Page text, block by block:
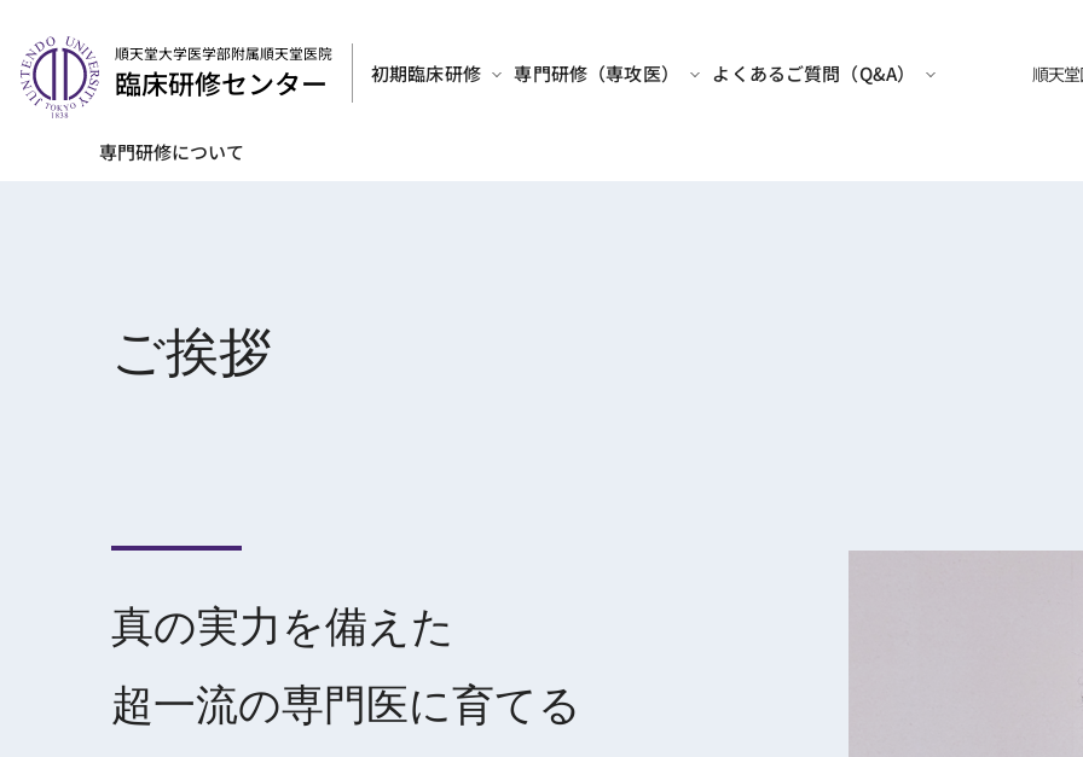
順天堂大学医学部附属順天堂医院
臨床研修センター 初期臨床研修 専門研修（専攻医） よくあるご質問（Q&A） 順天
専門研修について
ご挨拶
真の実力を備えた
超一流の専門医に育てる